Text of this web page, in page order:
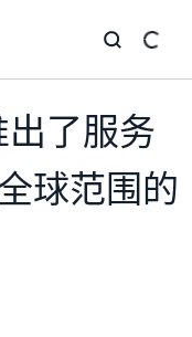
了服务
球范围的